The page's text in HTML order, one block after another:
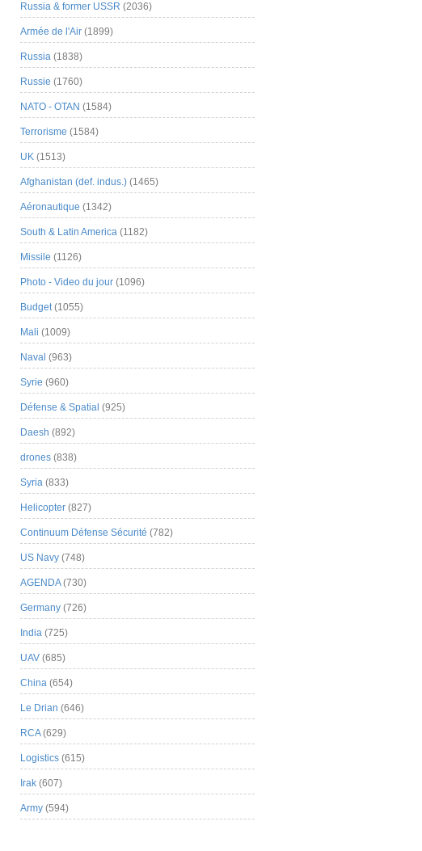
Russia & former USSR (2036)
Armée de l'Air (1899)
Russia (1838)
Russie (1760)
NATO - OTAN (1584)
Terrorisme (1584)
UK (1513)
Afghanistan (def. indus.) (1465)
Aéronautique (1342)
South & Latin America (1182)
Missile (1126)
Photo - Video du jour (1096)
Budget(1055)
Mali (1009)
Naval (963)
Syrie (960)
Défense & Spatial (925)
Daesh (892)
drones (838)
Syria (833)
Helicopter (827)
Continuum Défense Sécurité (782)
US Navy (748)
AGENDA(730)
Germany (726)
India (725)
UAV (685)
China (654)
Le Drian (646)
RCA(629)
Logistics (615)
Irak (607)
Army (594)